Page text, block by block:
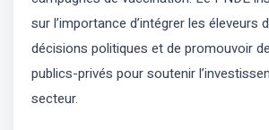
sur l’importance d’intégrer les éleveurs
décisions politiques et de promouvoir
publics-privés pour soutenir
secteur.